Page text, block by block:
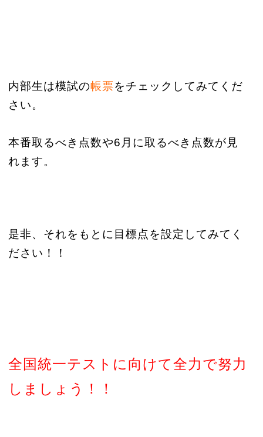
内部生は模試の帳票をチェックしてみてくだ
さい。
本番取るべき点数や6月に取るべき点数が見
れます。
是非、それをもとに目標点を設定してみてく
ださい！！
全国統一テストに向けて全力で努力
しましょう！！